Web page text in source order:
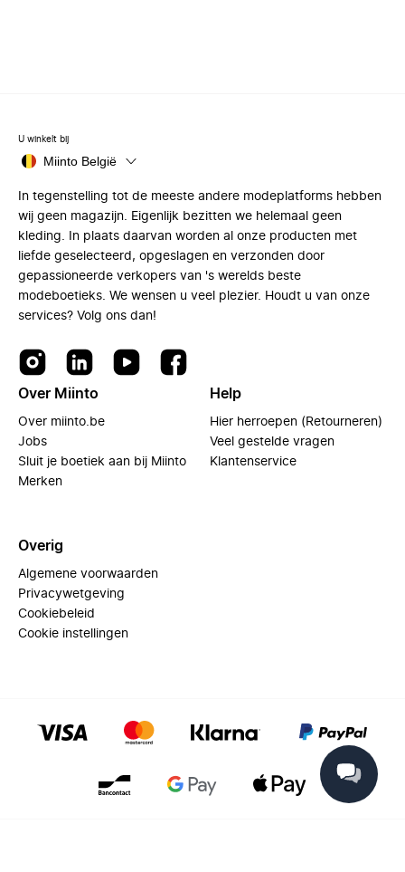
U winkelt bij
Miinto België
In tegenstelling tot de meeste andere modeplatforms hebben
wij geen magazijn. Eigenlijk bezitten we helemaal geen
kleding. In plaats daarvan worden al onze producten met
liefde geselecteerd, opgeslagen en verzonden door
gepassioneerde verkopers van 's werelds beste
modeboetieks. We wensen u veel plezier. Houdt u van onze
services? Volg ons dan!
Over Miinto
Over miinto.be
Jobs
Sluit je boetiek aan bij Miinto
Merken
Help
Hier herroepen (Retourneren)
Veel gestelde vragen
Klantenservice
Overig
Algemene voorwaarden
Privacywetgeving
Cookiebeleid
Cookie instellingen